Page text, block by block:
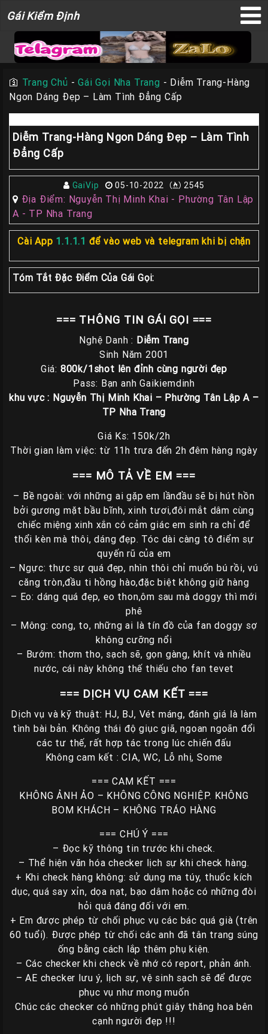
Gái Kiểm Định
Gái
Định
×
TRANG
CHỦ
Liên
Hệ
Đăng
Gái
Gọi
Sài
Gái
Gọi
Nội
Miền
Tây
Nguyên
TP
Miền
Trung
Các
Miền
TP
Miền
🛐 Trang Chủ -Gái Gọi Nha Trang - Diễm Trang-Hàng
Ngon Dáng Đẹp – Làm Tình Đẳng Cấp
Diễm Trang-Hàng Ngon Dáng Đẹp – Làm Tình
Đẳng Cấp
GaiVip 05-10-2022 2545
Địa Điểm: Nguyễn Thị Minh Khai - Phường Tân Lập
A - TP Nha Trang
Cài App 1.1.1.1 để vào web và telegram khi bị chặn
Tóm Tắt Đặc Điểm Của Gái Gọi:
=== THÔNG TIN GÁI GỌI ===
Nghệ Danh : Diễm Trang
Sinh Năm 2001
Giá: 800k/1shot lên đỉnh cùng người đẹp
Pass: Bạn anh Gaikiemdinh
khu vực : Nguyễn Thị Minh Khai – Phường Tân Lập A –
TP Nha Trang
Giá Ks: 150k/2h
Thời gian làm việc: từ 11h trưa đến 2h đêm hàng ngày
=== MÔ TẢ VỀ EM ===
– Bề ngoài: với những ai gặp em lầnđầu sẽ bị hút hồn
bởi gương mặt bầu bĩnh, xinh tươi,đôi mắt dâm cùng
chiếc miệng xinh xắn có cảm giác em sinh ra chỉ để
thổi kèn mà thôi, dáng đẹp. Tóc dài càng tô điểm sự
quyến rũ của em
– Ngực: thực sự quá đẹp, nhìn thôi chỉ muốn bú rồi, vú
căng tròn,đầu ti hồng hào,đặc biệt không giữ hàng
– Eo: dáng quá đẹp, eo thon,ôm sau mà doggy thì mới
phê
– Mông: cong, to, những ai là tín đồ của fan doggy sợ
không cưỡng nổi
– Bướm: thơm tho, sạch sẽ, gọn gàng, khít và nhiều
nước, cái này không thế thiếu cho fan tevet
=== DỊCH VỤ CAM KẾT ===
Dịch vụ và kỹ thuật: HJ, BJ, Vét máng, đánh giá là làm
tình bài bản. Không thái độ giục giã, ngoan ngoãn đổi
các tư thế, rất hợp tác trong lúc chiến đấu
Không cam kết : CIA, WC, Lỗ nhị, Some
=== CAM KẾT ===
KHÔNG ẢNH ẢO – KHÔNG CÔNG NGHIỆP. KHÔNG
BOM KHÁCH – KHÔNG TRÁO HÀNG
=== CHÚ Ý ===
– Đọc kỹ thông tin trước khi check.
– Thể hiện văn hóa checker lịch sự khi check hàng.
+ Khi check hàng không: sử dụng ma túy, thuốc kích
dục, quá say xỉn, dọa nạt, bạo dâm hoặc có những đòi
hỏi quá đáng đối với em.
+ Em được phép từ chối phục vụ các bác quá già (trên
60 tuổi). Được phép từ chối các anh đã tân trang súng
ống bằng cách lắp thêm phụ kiện.
– Các checker khi check về nhớ có report, phản ánh.
– AE checker lưu ý, lịch sự, vệ sinh sạch sẽ để được
phục vụ như mong muốn
Chúc các checker có những phút giây thăng hoa bên
cạnh người đẹp !!!